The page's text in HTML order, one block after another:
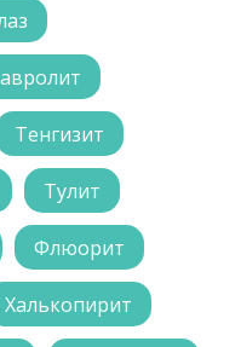
Тенгизит
Тулит
Флюорит
Халькопирит